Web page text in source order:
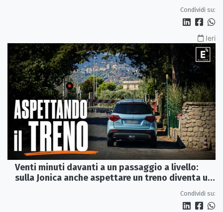
Condividi su:
Ieri
Venti minuti davanti a un passaggio a livello:
sulla Jonica anche aspettare un treno diventa un
Condividi su: